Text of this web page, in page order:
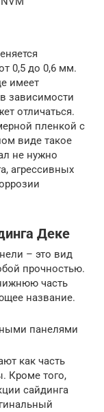
0,5 до 0,6 мм.
имеет
зависимости
отличаться.
пленкой с
виде такое
не нужно
агрессивных
Деке
– это вид
прочностью.
часть
название.
панелями
как часть
Кроме того,
сайдинга